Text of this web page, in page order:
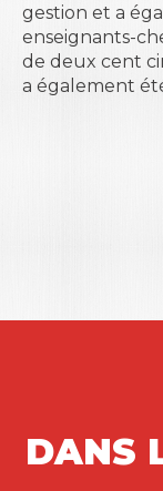
gestion et a é
enseignants-
de deux cent
a également ét
DANS